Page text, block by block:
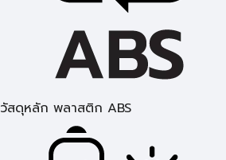
วัสดุหลัก พลาสติก ABS